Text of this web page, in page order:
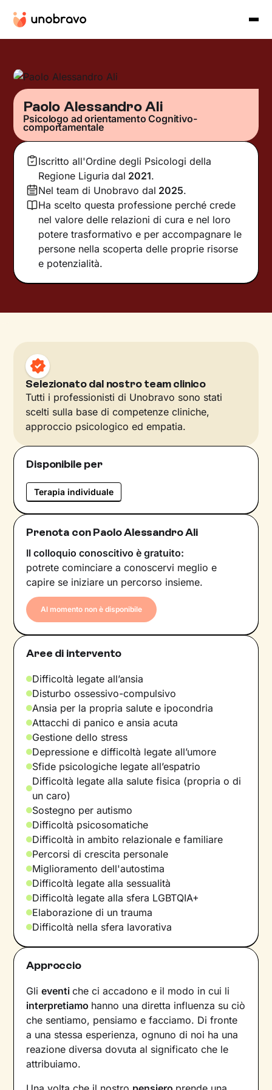
Paolo Alessandro Ali
Psicologo ad orientamento Cognitivo-
comportamentale
Iscritto all'Ordine degli Psicologi della
Regione Liguria dal 2021.
Nel team di Unobravo dal 2025.
Ha scelto questa professione perché crede
nel valore delle relazioni di cura e nel loro
potere trasformativo e per accompagnare le
persone nella scoperta delle proprie risorse
e potenzialità.
Selezionato dal nostro team clinico
Tutti i professionisti di Unobravo sono stati
scelti sulla base di competenze cliniche,
approccio psicologico ed empatia.
Disponibile per
Terapia individuale
Prenota con Paolo Alessandro Ali
Il colloquio conoscitivo è gratuito:
potrete cominciare a conoscervi meglio e
capire se iniziare un percorso insieme.
Al momento non è disponibile
Aree di intervento
Difficoltà legate all’ansia
Disturbo ossessivo-compulsivo
Ansia per la propria salute e ipocondria
Attacchi di panico e ansia acuta
Gestione dello stress
Depressione e difficoltà legate all’umore
Sfide psicologiche legate all’espatrio
Difficoltà legate alla salute fisica (propria o di
un caro)
Sostegno per autismo
Difficoltà psicosomatiche
Difficoltà in ambito relazionale e familiare
Percorsi di crescita personale
Miglioramento dell'autostima
Difficoltà legate alla sessualità
Difficoltà legate alla sfera LGBTQIA+
Elaborazione di un trauma
Difficoltà nella sfera lavorativa
Approccio
Glieventiche ci accadono e il modo in cui li
interpretiamo hanno una diretta influenza su ciò
che sentiamo, pensiamo e facciamo. Di fronte
a una stessa esperienza, ognuno di noi ha una
reazione diversa dovuta al significato che le
attribuiamo.